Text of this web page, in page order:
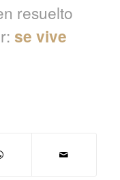
resuelto
se vive